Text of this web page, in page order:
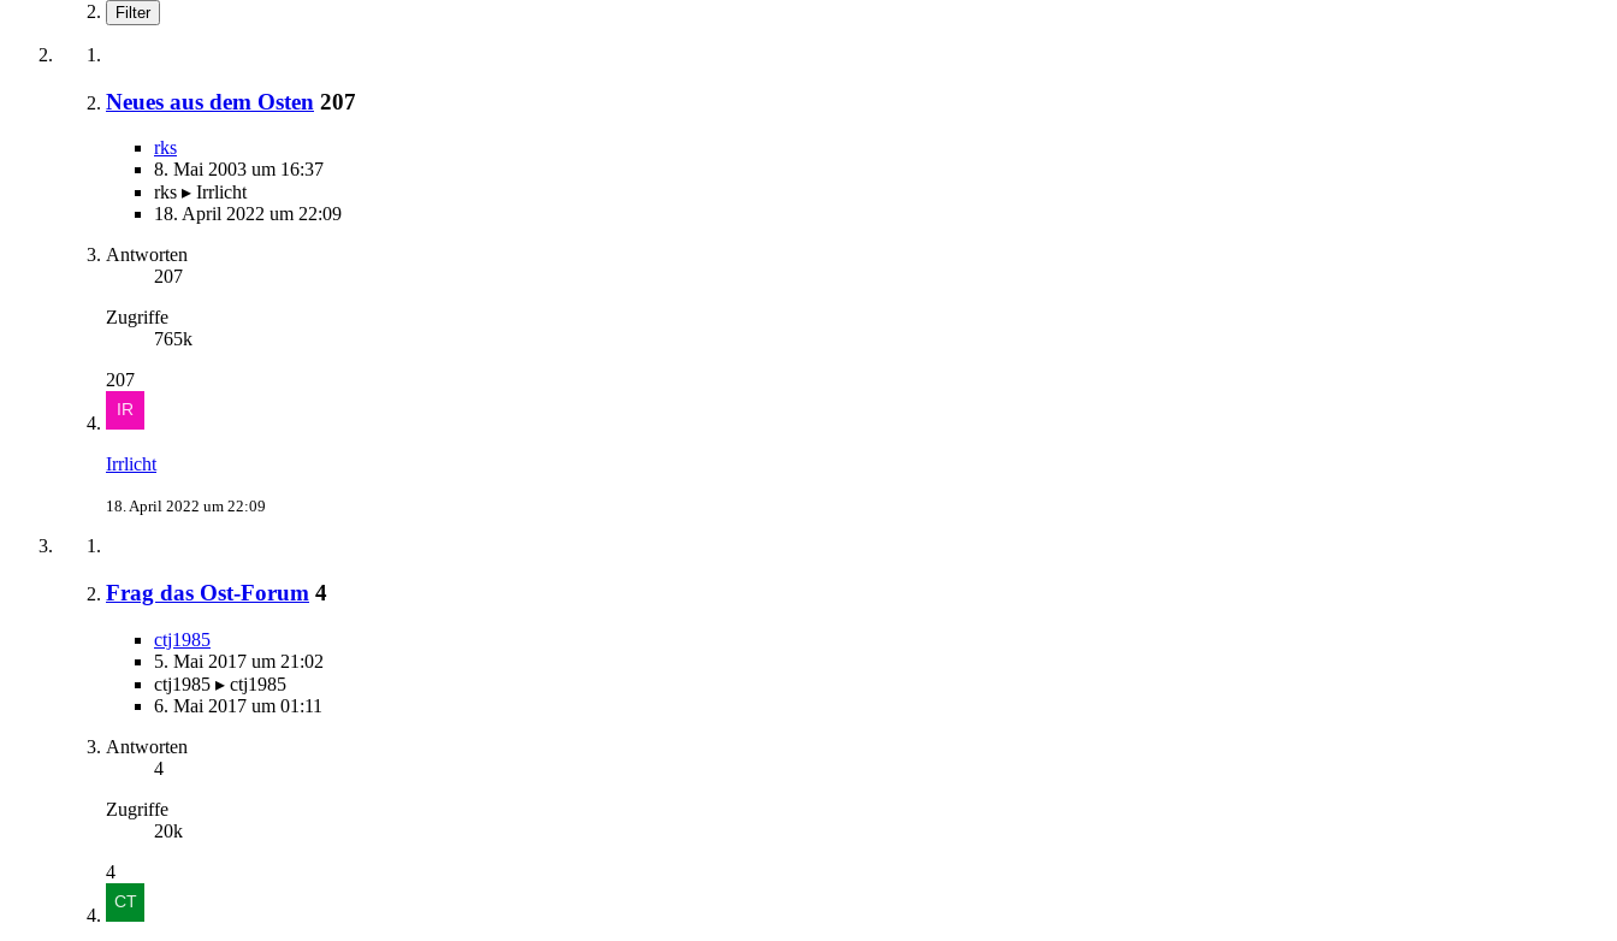
Filter
Neues aus dem Osten 207
rks
8. Mai 2003 um 16:37
rks ▸ Irrlicht
18. April 2022 um 22:09
Antworten
207
Zugriffe
765k
207
Irrlicht
18. April 2022 um 22:09
Frag das Ost-Forum 4
ctj1985
5. Mai 2017 um 21:02
ctj1985 ▸ ctj1985
6. Mai 2017 um 01:11
Antworten
4
Zugriffe
20k
4